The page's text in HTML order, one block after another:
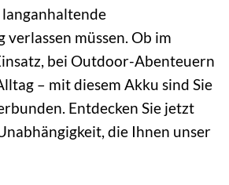
müssen. Ob im
bei Outdoor-Abenteuern
– mit diesem Akku sind Sie
Entdecken Sie jetzt
die Ihnen unser